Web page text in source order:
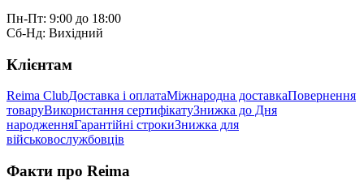
Пн-Пт: 9:00 до 18:00
Сб-Нд: Вихідний
Клієнтам
Reima ClubДоставка і оплатаМіжнародна доставкаПовернення
товаруВикористання сертифікатуЗнижка до Дня
народженняГарантійні строкиЗнижка для
військовослужбовців
Факти про Reima